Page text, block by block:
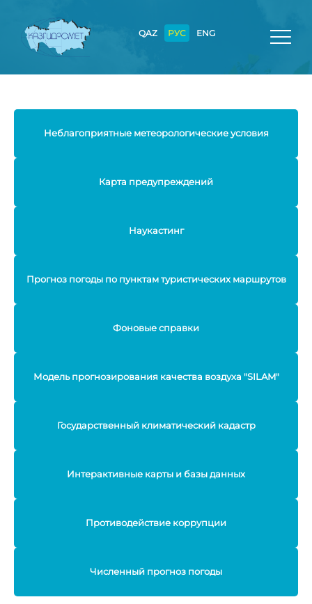
QAZ РУС ENG
Неблагоприятные метеорологические условия
Карта предупреждений
Наукастинг
Прогноз погоды по пунктам туристических маршрутов
Фоновые справки
Модель прогнозирования качества воздуха "SILAM"
Государственный климатический кадастр
Интерактивные карты и базы данных
Противодействие коррупции
Численный прогноз погоды